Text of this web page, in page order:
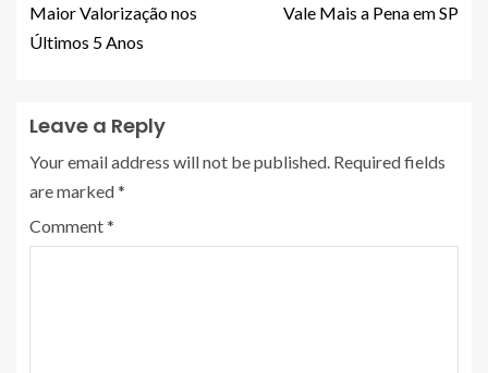
Maior Valorização nos
Últimos 5 Anos
Vale Mais a Pena em SP
Leave a Reply
Your email address will not be published. Required fields
are marked*
Comment*